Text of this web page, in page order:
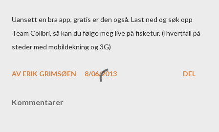
Uansett en bra app, gratis er den også. Last ned og søk opp
Team Colibri, så kan du følge meg live på fisketur. (Ihvertfall på
steder med mobildekning og 3G)
AV ERIK GRIMSØEN 8/06/2013 DEL
Kommentarer